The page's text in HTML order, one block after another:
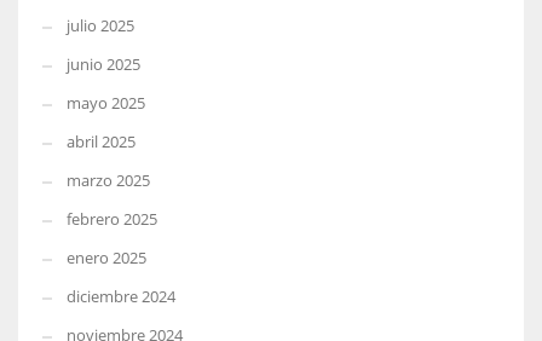
julio 2025
junio 2025
mayo 2025
abril 2025
marzo 2025
febrero 2025
enero 2025
diciembre 2024
noviembre 2024